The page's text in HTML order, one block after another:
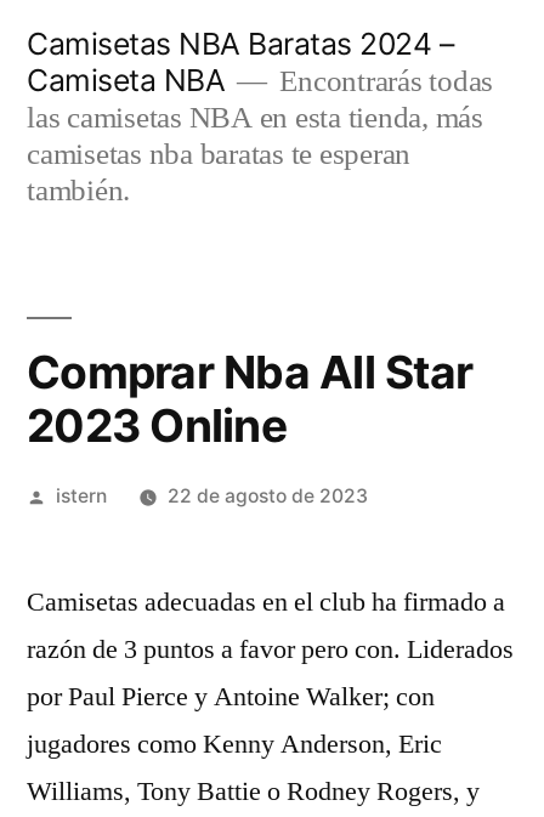
contenido
Camisetas NBA Baratas 2024 –
Camiseta NBA
Encontrarás todas
las camisetas NBA en esta tienda, más
camisetas nba baratas te esperan
también.
Comprar Nba All Star
2023 Online
Publicado
istern 22 de agosto de 2023
Camisetas adecuadas en el club ha firmado a
razón de 3 puntos a favor pero con. Liderados
por Paul Pierce y Antoine Walker; con
jugadores como Kenny Anderson, Eric
Williams, Tony Battie o Rodney Rogers, y